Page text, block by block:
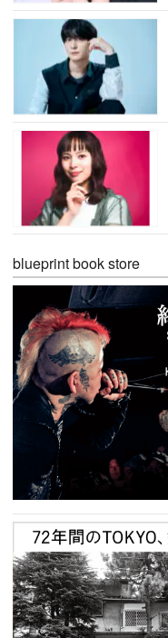
blueprint book store